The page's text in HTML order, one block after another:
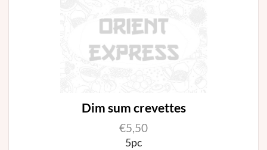
Dim sum crevettes
€5,50
5pc